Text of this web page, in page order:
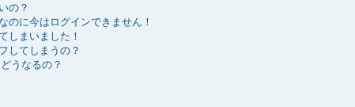
の？
のに今はログインできません！
しまいました！
してしまうの？
うなるの？